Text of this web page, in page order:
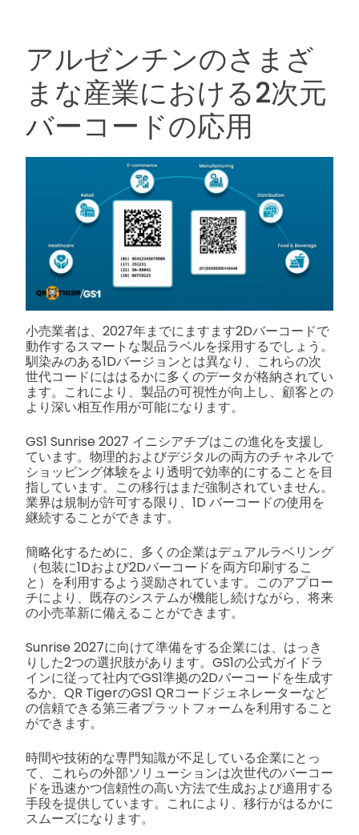
アルゼンチンのさまざ
まな産業における2次元
バーコードの応用
小売業者は、2027年までにますます2Dバーコードで
動作するスマートな製品ラベルを採用するでしょう。
馴染みのある1Dバージョンとは異なり、これらの次
世代コードにははるかに多くのデータが格納されてい
ます。これにより、製品の可視性が向上し、顧客との
より深い相互作用が可能になります。
GS1 Sunrise 2027 イニシアチブはこの進化を支援し
ています。物理的およびデジタルの両方のチャネルで
ショッピング体験をより透明で効率的にすることを目
指しています。この移行はまだ強制されていません。
業界は規制が許可する限り、1D バーコードの使用を
継続することができます。
簡略化するために、多くの企業はデュアルラベリング
（包装に1Dおよび2Dバーコードを両方印刷するこ
と）を利用するよう奨励されています。このアプロー
チにより、既存のシステムが機能し続けながら、将来
の小売革新に備えることができます。
Sunrise 2027に向けて準備をする企業には、はっき
りした2つの選択肢があります。GS1の公式ガイドラ
インに従って社内でGS1準拠の2Dバーコードを生成す
るか、QR TigerのGS1 QRコードジェネレーターなど
の信頼できる第三者プラットフォームを利用すること
ができます。
時間や技術的な専門知識が不足している企業にとっ
て、これらの外部ソリューションは次世代のバーコー
ドを迅速かつ信頼性の高い方法で生成および適用する
手段を提供しています。これにより、移行がはるかに
スムーズになります。